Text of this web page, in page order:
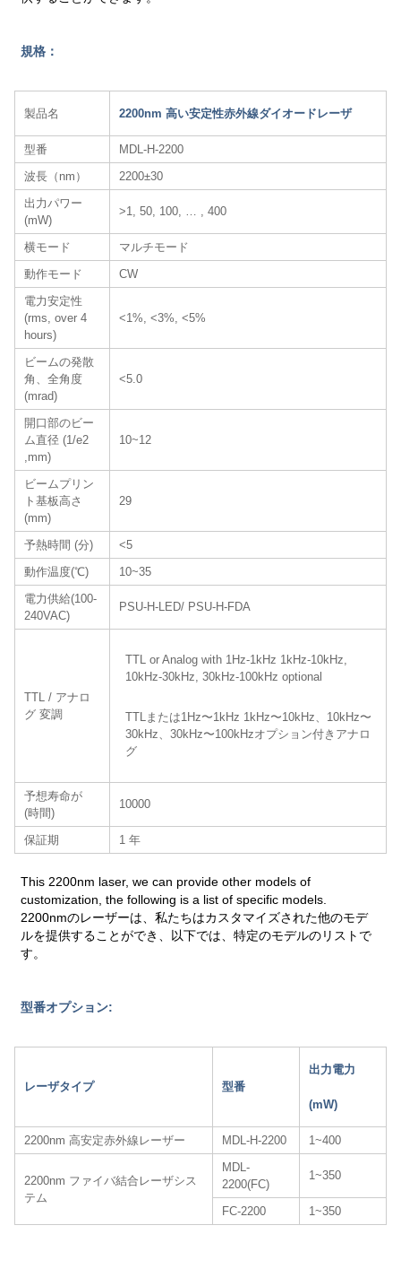
規格：
製品名 2200nm 高い安定性赤外線ダイオードレーザ
型番
MDL-H-2200
波長（nm）
2200±30
出力パワー
(mW)
>1, 50, 100, … , 400
横モード
マルチモード
動作モード
CW
電力安定性
(rms, over 4
hours)
<1%, <3%, <5%
ビームの発散
角、全角度
(mrad)
<5.0
開口部のビー
ム直径 (1/e2
,mm)
10~12
ビームプリン
ト基板高さ
(mm)
29
予熱時間 (分)
<5
動作温度(℃)
10~35
電力供給(100-
240VAC)
PSU-H-LED/ PSU-H-FDA
TTL / アナロ
グ 変調
TTL or Analog with 1Hz-1kHz 1kHz-10kHz,
10kHz-30kHz, 30kHz-100kHz optional
TTLまたは1Hz〜1kHz 1kHz〜10kHz、10kHz〜
30kHz、30kHz〜100kHzオプション付きアナロ
グ
予想寿命が
(時間)
10000
保証期 1 年
This 2200nm laser, we can provide other models of
customization, the following is a list of specific models.
2200nmのレーザーは、私たちはカスタマイズされた他のモデ
ルを提供することができ、以下では、特定のモデルのリストで
す。
型番オプション:
レーザタイプ 型番
出力電力
(mW)
2200nm 高安定赤外線レーザー MDL-H-2200 1~400
2200nm ファイバ結合レーザシス
テム
MDL-
2200(FC)
1~350
FC-2200 1~350